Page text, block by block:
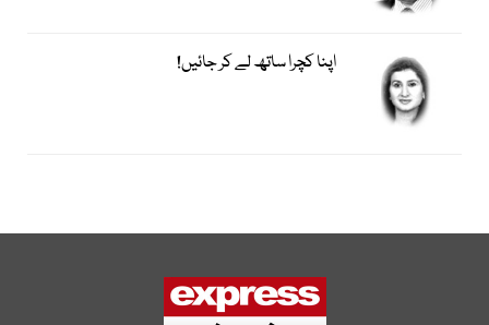
اپنا کچرا ساتھ لے کر جائیں!